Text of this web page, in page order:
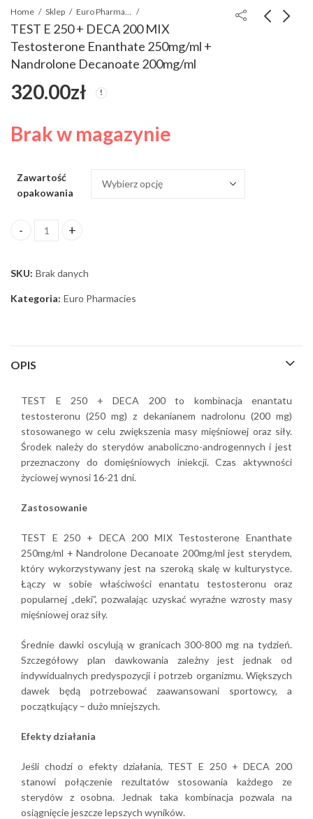
Home Sklep Euro Pharmacies
TEST E 250 + DECA 200 MIX
Testosterone Enanthate 250mg/ml +
Nandrolone Decanoate 200mg/mlTestosteron Base Tne
EP 50 mg/ml x 10 ml
320.00zł
Brak w magazynie
Zawartość
opakowania
TEST E 250 + DECA 200 MIX Testosterone Enanthate 250mg/
SKU: Brak danych
Kategoria: Euro Pharmacies
OPIS
TEST E 250 + DECA 200 to kombinacja enantatu
testosteronu (250 mg) z dekanianem nadrolonu (200 mg)
stosowanego w celu zwiększenia masy mięśniowej oraz siły.
Środek należy do sterydów anaboliczno-androgennych i jest
przeznaczony do domięśniowych iniekcji. Czas aktywności
życiowej wynosi 16-21 dni.
Zastosowanie
TEST E 250 + DECA 200 MIX Testosterone Enanthate
250mg/ml + Nandrolone Decanoate 200mg/ml jest sterydem,
który wykorzystywany jest na szeroką skalę w kulturystyce.
Łączy w sobie właściwości enantatu testosteronu oraz
popularnej „deki”, pozwalając uzyskać wyraźne wzrosty masy
mięśniowej oraz siły.
Średnie dawki oscylują w granicach 300-800 mg na tydzień.
Szczegółowy plan dawkowania zależny jest jednak od
indywidualnych predyspozycji i potrzeb organizmu. Większych
dawek będą potrzebować zaawansowani sportowcy, a
początkujący – dużo mniejszych.
Efekty działania
Jeśli chodzi o efekty działania, TEST E 250 + DECA 200
stanowi połączenie rezultatów stosowania każdego ze
sterydów z osobna. Jednak taka kombinacja pozwala na
osiągnięcie jeszcze lepszych wyników.